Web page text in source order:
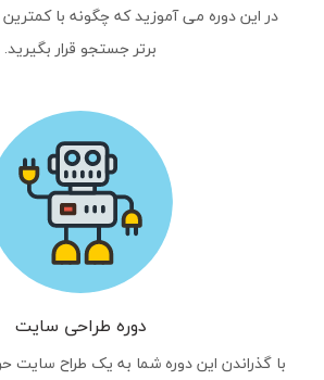
در این دوره می آموزید که چگونه با
برتر جستجو قرار بگیرید.
دوره طراحی سایت
با گذراندن این دوره شما به یک طراح سایت